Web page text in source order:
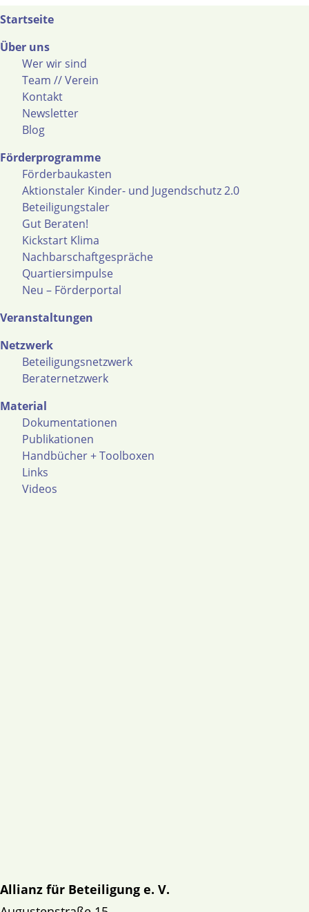
Startseite
Über uns
Wer wir sind
Team // Verein
Kontakt
Newsletter
Blog
Förderprogramme
Förderbaukasten
Aktionstaler Kinder- und Jugendschutz 2.0
Beteiligungstaler
Gut Beraten!
Kickstart Klima
Nachbarschaftgespräche
Quartiersimpulse
Neu – Förderportal
Veranstaltungen
Netzwerk
Beteiligungsnetzwerk
Beraternetzwerk
Material
Dokumentationen
Publikationen
Handbücher + Toolboxen
Links
Videos
Allianz für Beteiligung e. V.